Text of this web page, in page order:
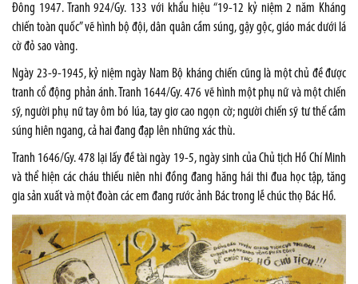
Đông 1947. Tranh 924/Gy. 133 với khẩu hiệu “19-12 kỷ niệm 2 năm Kháng
chiến toàn quốc” vẽ hình bộ đội, dân quân cầm súng, gậy gộc, giáo mác dưới lá
cờ đỏ sao vàng.
Ngày 23-9-1945, kỷ niệm ngày Nam Bộ kháng chiến cũng là một chủ đề được
tranh cổ động phản ánh. Tranh 1644/Gy. 476 vẽ hình một phụ nữ và một chiến
sỹ, người phụ nữ tay ôm bó lúa, tay giơ cao ngọn cờ; người chiến sỹ tư thế cầm
súng hiên ngang, cả hai đang đạp lên những xác thù.
Tranh 1646/Gy. 478 lại lấy đề tài ngày 19-5, ngày sinh của Chủ tịch Hồ Chí Minh
và thể hiện các cháu thiếu niên nhi đồng đang hăng hái thi đua học tập, tăng
gia sản xuất và một đoàn các em đang rước ảnh Bác trong lễ chúc thọ Bác Hồ.